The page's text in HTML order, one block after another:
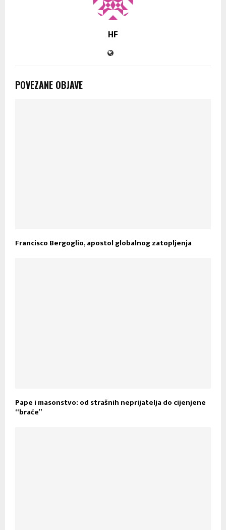
HF
POVEZANE OBJAVE
Francisco Bergoglio, apostol globalnog zatopljenja
Pape i masonstvo: od strašnih neprijatelja do cijenjene
“braće”